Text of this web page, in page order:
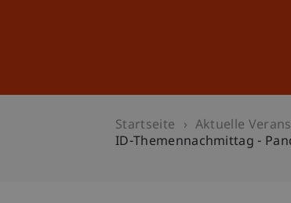
Startseite
Aktuelle
ID-Themennachmittag -